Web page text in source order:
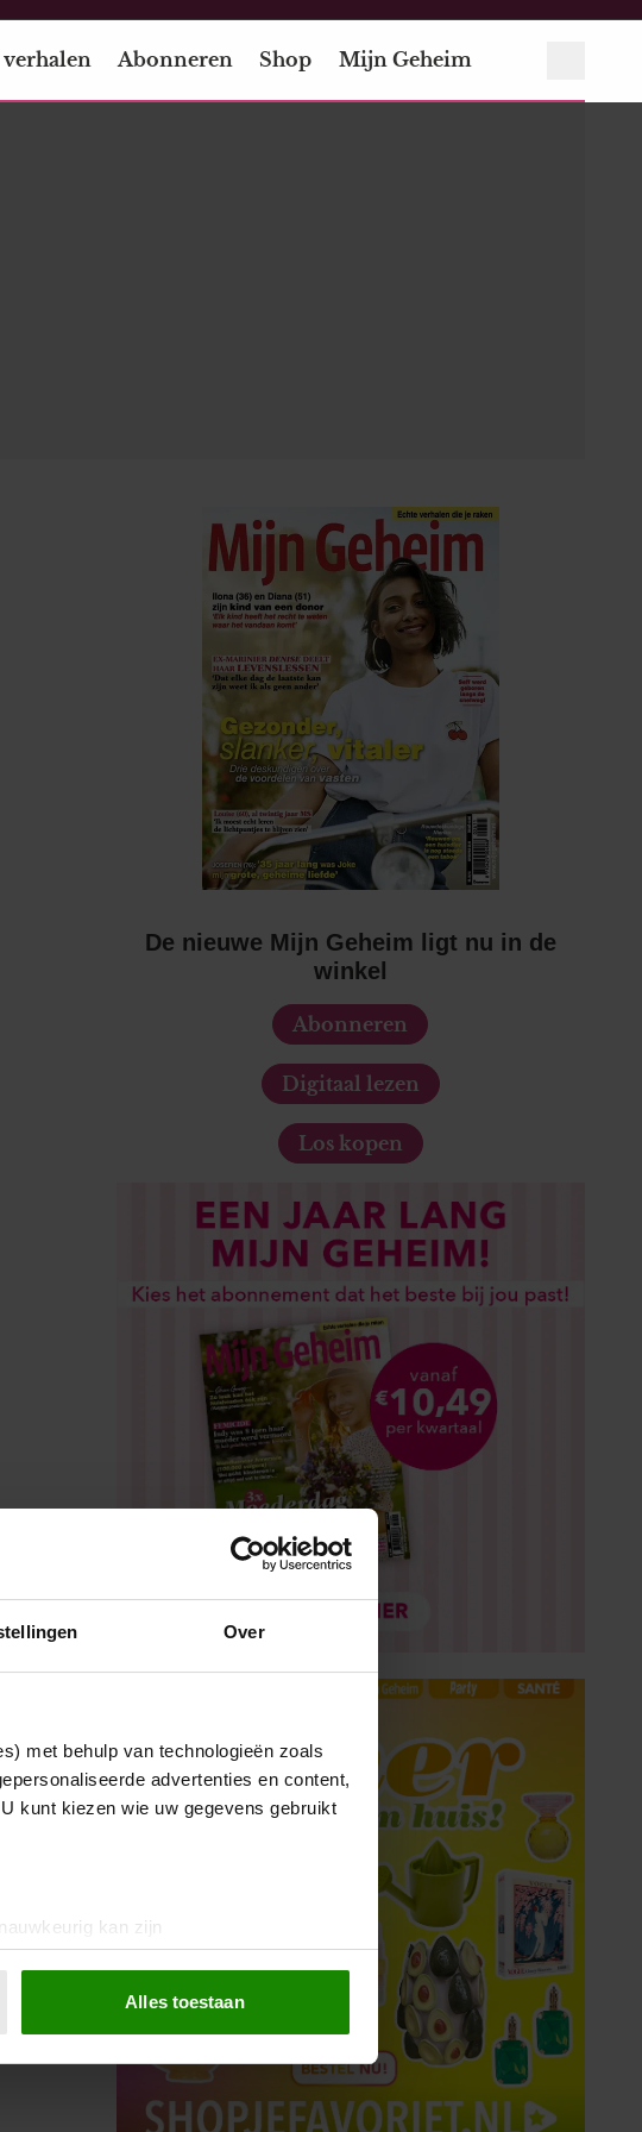
Over
met behulp van technologieën zoals
advertenties en content,
kunt kiezen wie uw gegevens gebruikt
kan zijn
(fingerprinting)
voor social media te bieden en om ons
site met onze partners voor social
Alles toestaan
Abonneren Shop Mijn Geheim
De nieuwe Mijn Geheim ligt nu in de
winkel
Abonneren
Digitaal lezen
Los kopen